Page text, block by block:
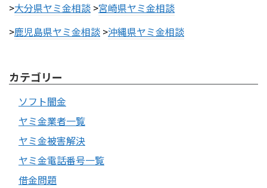
>大分県ヤミ金相談 >宮崎県ヤミ金相談
>鹿児島県ヤミ金相談 >沖縄県ヤミ金相談
カテゴリー
ソフト闇金
ヤミ金業者一覧
ヤミ金被害解決
ヤミ金電話番号一覧
借金問題